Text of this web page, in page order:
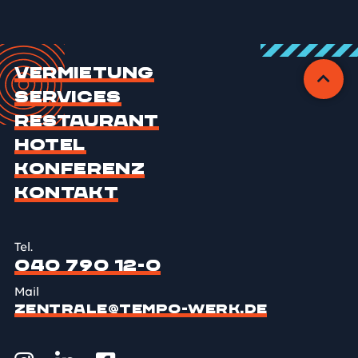
Vermietung
Services
Restaurant
Hotel
Konferenz
Kontakt
Tel.
040 790 12-0
Mail
ZENTRALE@TEMPO-WERK.DE